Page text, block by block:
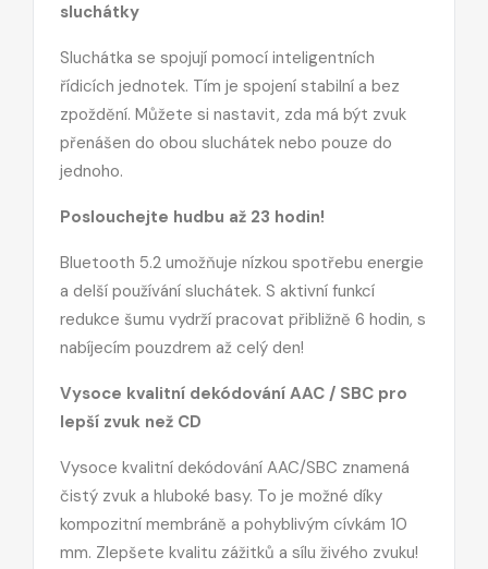
sluchátky
Sluchátka se spojují pomocí inteligentních
řídicích jednotek. Tím je spojení stabilní a bez
zpoždění. Můžete si nastavit, zda má být zvuk
přenášen do obou sluchátek nebo pouze do
jednoho.
Poslouchejte hudbu až 23 hodin!
Bluetooth 5.2 umožňuje nízkou spotřebu energie
a delší používání sluchátek. S aktivní funkcí
redukce šumu vydrží pracovat přibližně 6 hodin, s
nabíjecím pouzdrem až celý den!
Vysoce kvalitní dekódování AAC / SBC pro
lepší zvuk než CD
Vysoce kvalitní dekódování AAC/SBC znamená
čistý zvuk a hluboké basy. To je možné díky
kompozitní membráně a pohyblivým cívkám 10
mm. Zlepšete kvalitu zážitků a sílu živého zvuku!